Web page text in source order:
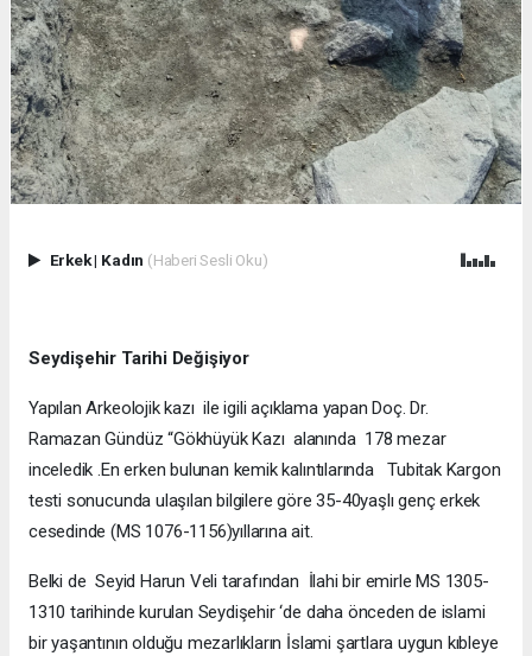
Erkek| Kadın (Haberi Sesli Oku)
Seydişehir Tarihi Değişiyor
Yapılan Arkeolojik kazı ile igili açıklama yapan Doç. Dr.
Ramazan Gündüz “Gökhüyük Kazı alanında 178 mezar
inceledik .En erken bulunan kemik kalıntılarında Tubitak Kargon
testi sonucunda ulaşılan bilgilere göre 35-40yaşlı genç erkek
cesedinde (MS 1076-1156)yıllarına ait.
Belki de Seyid Harun Veli tarafından İlahi bir emirle MS 1305-
1310 tarihinde kurulan Seydişehir ‘de daha önceden de islami
bir yaşantının olduğu mezarlıkların İslami şartlara uygun kıbleye